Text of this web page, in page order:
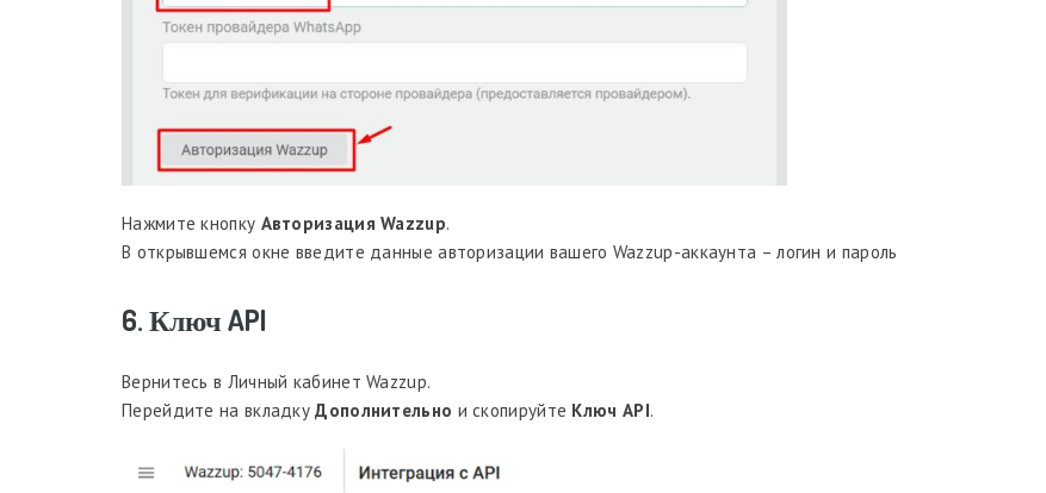
Нажмите кнопку Авторизация Wazzup.
В открывшемся окне введите данные авторизации вашего Wazzup-аккаунта – логин и пароль
6. Ключ API
Вернитесь в Личный кабинет Wazzup.
Перейдите на вкладкуДополнительно и скопируйте Ключ API.